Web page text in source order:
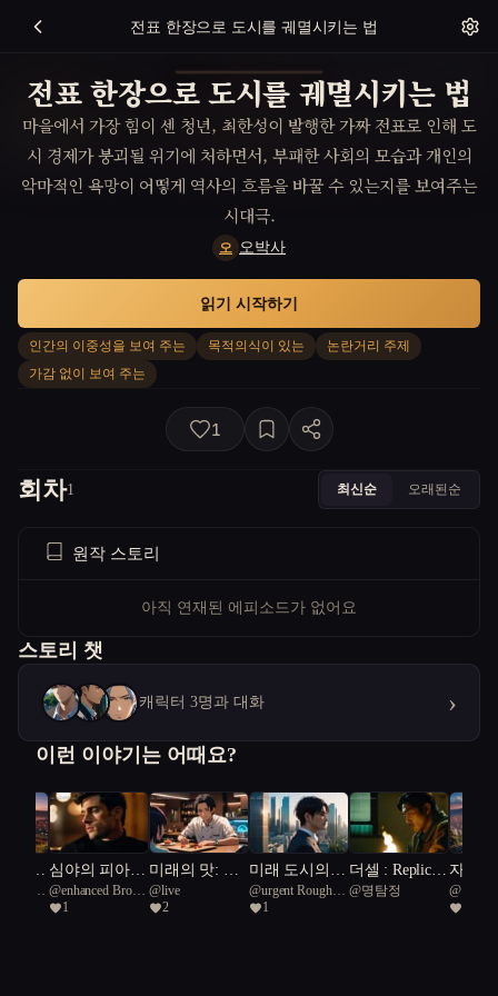
전표 한장으로 도시를 궤멸시키는 법
전표 한장으로 도시를 궤멸시키는 법
마을에서 가장 힘이 센 청년, 최한성이 발행한 가짜 전표로 인해 도
시 경제가 붕괴될 위기에 처하면서, 부패한 사회의 모습과 개인의
악마적인 욕망이 어떻게 역사의 흐름을 바꿀 수 있는지를 보여주는
시대극.
오 오박사
인간의 이중성을 보여 주는 목적의식이 있는
논란거리 주제
가감 없이 보여 주는
읽기 시작하기
1
회차1 최신순 오래된순
원작 스토리
아직 연재된 에피소드가 없어요
스토리 챗
캐릭터 3명과 대화 ›
이런 이야기는 어때요?
그림
를 쫓
심야의 피아
노, 진실의 음
율
@enhanced Brown
Snake 40
1
미래의 맛: 캡
슐 속에 잊혀
진 온기
@live
2
미래 도시의
건축가: 자연
과 기술의 교
@urgent Rough
Green Snake 45
1
더셀 : Replican
t unable to emp
@명탐정
자유
@이나